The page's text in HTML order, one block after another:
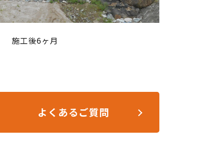
施工後6ヶ月
よくあるご質問